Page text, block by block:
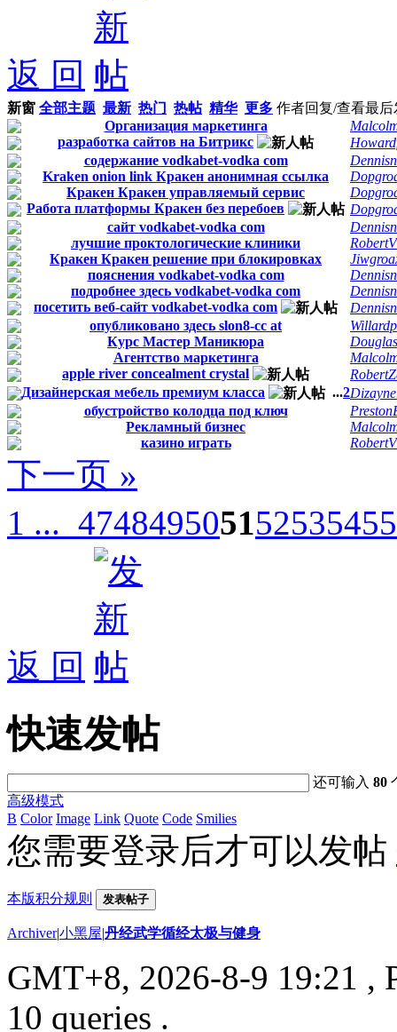
返 回
新窗 全部主题 最新 热门 热帖 精华 更多 作者回复/查看最后
Организация маркетинга
разработка сайтов на Битрикс
содержание vodkabet-vodka com
Kraken onion link Кракен анонимная ссылка
Кракен Кракен управляемый сервис
Работа платформы Кракен без перебоев
сайт vodkabet-vodka com
лучшие проктологические клиники
Кракен Кракен решение при блокировках
пояснения vodkabet-vodka com
подробнее здесь vodkabet-vodka com
посетить веб-сайт vodkabet-vodka com
опубликовано здесь slon8-cc at
Курс Мастер Маникюра
Агентство маркетинга
apple river concealment crystal
Дизайнерская мебель премиум класса
...2
обустройство колодца под ключ
Рекламный бизнес
казино играть
下一页 »
1 ... 474849505152535455
返 回
快速发帖
还可输入80
高级模式
B Color Image Link Quote Code Smilies
您需要登录后才可以发帖
本版积分规则 发表帖子
Archiver|小黑屋|丹经武学循经太极与健身
GMT+8, 2026-8-9 19:21 ,
10 queries .